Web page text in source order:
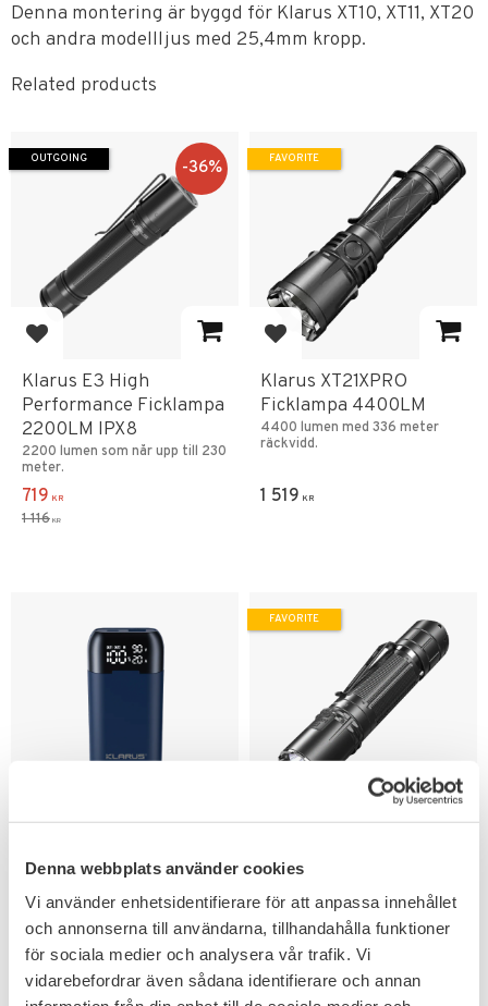
Denna webbplats använder cookies
Vi använder enhetsidentifierare för att anpassa innehållet
och annonserna till användarna, tillhandahålla funktioner
för sociala medier och analysera vår trafik. Vi
vidarebefordrar även sådana identifierare och annan
Denna montering är byggd för Klarus XT10, XT11, XT20
och andra modellljus med 25,4mm kropp.
Related products
Add to favorites
Klarus E3 High
Performance Ficklampa
2200LM IPX8
2200 lumen som når upp till 230
meter.
719 KR
1 116 KR
36%
OUTGOING
Add to favorites
Klarus XT21XPRO
Ficklampa 4400LM
4400 lumen med 336 meter
räckvidd.
1 519 KR
FAVORITE
Intelligent Dual-
Batteries Charger
3-i-1-laddare PowerBank & Dual-
Batteries-laddare.
199 KR
Add to favorites
Ficklampa 2100LM
240m IPX8
Ny updaterad version.
759KR
FAVORITE